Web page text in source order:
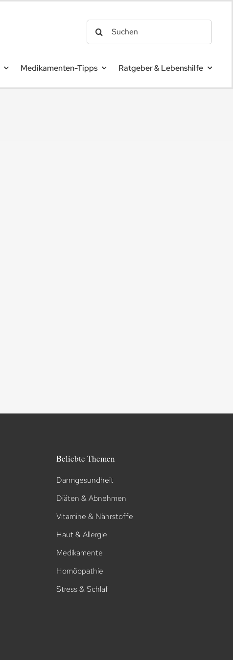
Medikamenten-Tipps Ratgeber & Lebenshilfe
Beliebte Themen
Darmgesundheit
Diäten & Abnehmen
Vitamine & Nährstoffe
Haut & Allergie
Medikamente
Homöopathie
Stress & Schlaf